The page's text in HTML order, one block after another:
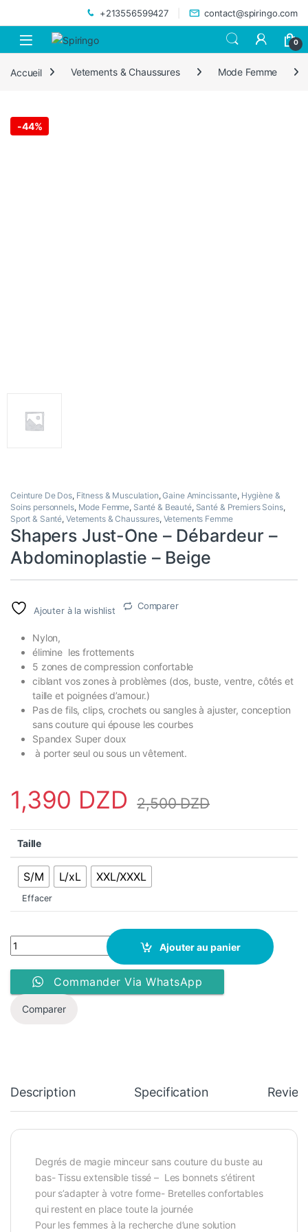
+213556599427 contact@spiringo.com
0
Accueil Vetements & Chaussures Mode Femme
-44%
Ceinture De Dos, Fitness & Musculation,Gaine Amincissante, Hygiène &
Soins personnels, Mode Femme, Santé & Beauté, Santé & Premiers Soins,
Sport & Santé, Vetements & Chaussures, Vetements Femme
Shapers Just-One – Débardeur –
Abdominoplastie – Beige
Ajouter à la wishlist Comparer
Nylon,
élimine les frottements
5 zones de compression confortable
ciblant vos zones à problèmes (dos, buste, ventre, côtés et
taille et poignées d’amour.)
Pas de fils, clips, crochets ou sangles à ajuster, conception
sans couture qui épouse les courbes
Spandex Super doux
à porter seul ou sous un vêtement.
1,390 DZD 2,500DZD
Taille
S/M L/xL XXL/XXXL
Effacer
Shapers Just-One - Débardeur - Abdominoplastie - Beige
Ajouter au panier
Commander Via WhatsApp
Comparer
Description Specification
Degrés de magie minceur sans couture du buste au
bas- Tissu extensible tissé – Les bonnets s’étirent
pour s’adapter à votre forme- Bretelles confortables
qui restent en place toute la journée
Pour les femmes à la recherche d’une solution